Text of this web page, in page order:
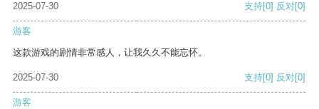
2025-07-30
支持[0] 反对[0]
游客
这款游戏的剧情非常感人，让我久久不能忘怀。
2025-07-30 支持[0] 反对[0]
游客